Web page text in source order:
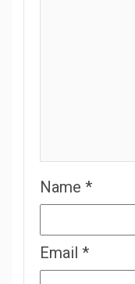
Name *
Email *